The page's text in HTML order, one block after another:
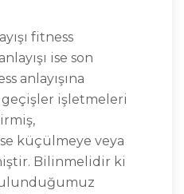
fitness
ise son
anlayışına
işletmeleri
küçülmeye veya
Bilinmelidir ki